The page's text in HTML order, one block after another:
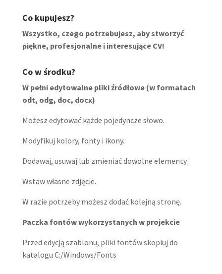
Co kupujesz?
Wszystko, czego potrzebujesz, aby stworzyć
piękne, profesjonalne i interesujące CV!
Co w środku?
W pełni edytowalne pliki źródłowe (w formatach
odt, odg, doc, docx)
Możesz edytować każde pojedyncze słowo.
Modyfikuj kolory, fonty i ikony.
Dodawaj, usuwaj lub zmieniać dowolne elementy.
Wstaw własne zdjęcie.
W razie potrzeby możesz dodać kolejną stronę.
Paczka fontów wykorzystanych w projekcie
Przed edycją szablonu, pliki fontów skopiuj do
katalogu C:/Windows/Fonts